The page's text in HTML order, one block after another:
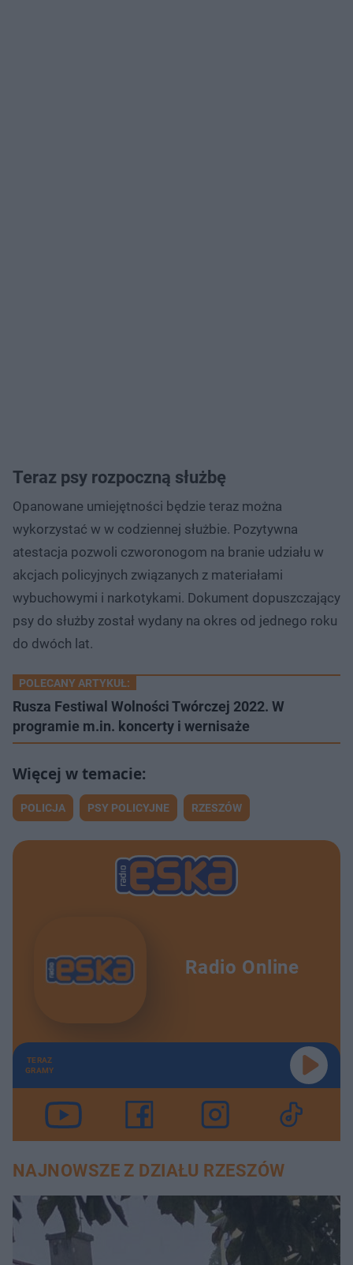
Teraz psy rozpoczną służbę
Opanowane umiejętności będzie teraz można
wykorzystać w w codziennej służbie. Pozytywna
atestacja pozwoli czworonogom na branie udziału w
akcjach policyjnych związanych z materiałami
wybuchowymi i narkotykami. Dokument dopuszczający
psy do służby został wydany na okres od jednego roku
do dwóch lat.
POLECANY ARTYKUŁ:
Rusza Festiwal Wolności Twórczej 2022. W
programie m.in. koncerty i wernisaże
POLICJA PSY POLICYJNE RZESZÓW
Radio Online
TERAZ
GRAMY
NAJNOWSZE Z DZIAŁU RZESZÓW